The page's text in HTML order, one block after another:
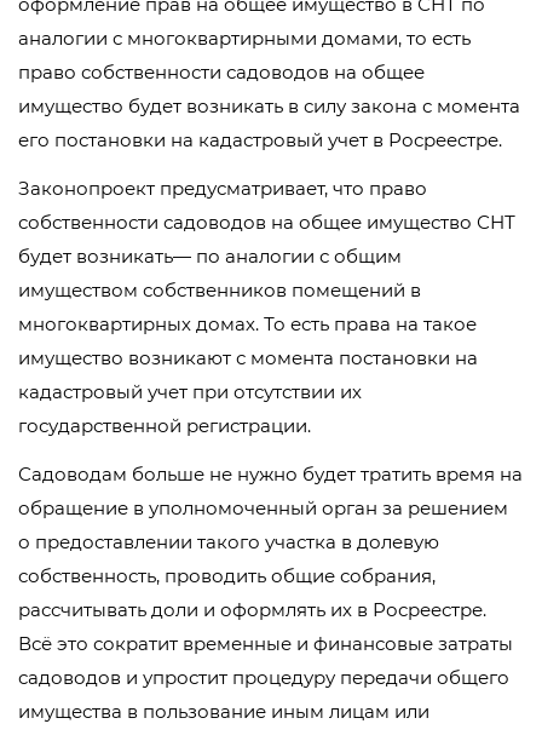
аналогии с многоквартирными домами, то есть
право собственности садоводов на общее
имущество будет возникать в силу закона с момента
его постановки на кадастровый учет в Росреестре.
Законопроект предусматривает, что право
собственности садоводов на общее имущество СНТ
будет возникать— по аналогии с общим
имуществом собственников помещений в
многоквартирных домах. То есть права на такое
имущество возникают с момента постановки на
кадастровый учет при отсутствии их
государственной регистрации.
Садоводам больше не нужно будет тратить время на
обращение в уполномоченный орган за решением
о предоставлении такого участка в долевую
собственность, проводить общие собрания,
рассчитывать доли и оформлять их в Росреестре.
Всё это сократит временные и финансовые затраты
садоводов и упростит процедуру передачи общего
имущества в пользование иным лицам или